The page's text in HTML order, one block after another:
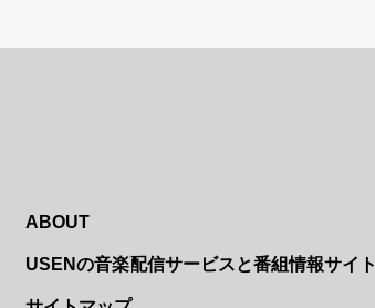
ABOUT
USENの音楽配信サービスと番組情報サイト